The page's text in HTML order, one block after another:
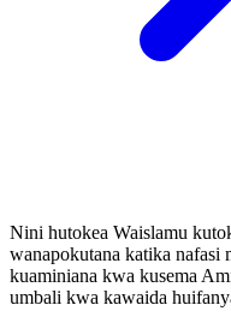
Nini hutokea Waislamu
wanapokutana katika
kuaminiana kwa kusema
umbali kwa kawaida